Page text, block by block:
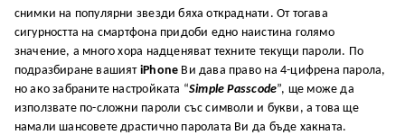
снимки на популярни звезди бяха откраднати. От тогава
сигурността на смартфона придоби едно наистина голямо
значение, а много хора надценяват техните текущи пароли. По
подразбиране вашият iPhone Ви дава право на 4-цифрена парола,
но ако забраните настройката “Simple Passcode”, ще може да
използвате по-сложни пароли със символи и букви, а това ще
намали шансовете драстично паролата Ви да бъде хакната.